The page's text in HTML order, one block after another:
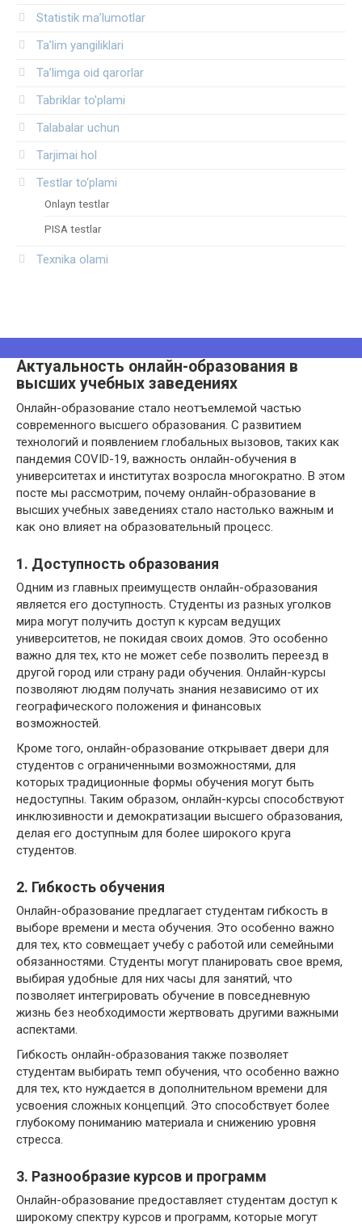
Statistik ma’lumotlar
Ta’lim yangiliklari
Ta’limga oid qarorlar
Tabriklar to'plami
Talabalar uchun
Tarjimai hol
Testlar to‘plami
Onlayn testlar
PISA testlar
Texnika olami
Актуальность онлайн-образования в
высших учебных заведениях
Онлайн-образование стало неотъемлемой частью
современного высшего образования. С развитием
технологий и появлением глобальных вызовов, таких как
пандемия COVID-19, важность онлайн-обучения в
университетах и институтах возросла многократно. В этом
посте мы рассмотрим, почему онлайн-образование в
высших учебных заведениях стало настолько важным и
как оно влияет на образовательный процесс.
1. Доступность образования
Одним из главных преимуществ онлайн-образования
является его доступность. Студенты из разных уголков
мира могут получить доступ к курсам ведущих
университетов, не покидая своих домов. Это особенно
важно для тех, кто не может себе позволить переезд в
другой город или страну ради обучения. Онлайн-курсы
позволяют людям получать знания независимо от их
географического положения и финансовых
возможностей.
Кроме того, онлайн-образование открывает двери для
студентов с ограниченными возможностями, для
которых традиционные формы обучения могут быть
недоступны. Таким образом, онлайн-курсы способствуют
инклюзивности и демократизации высшего образования,
делая его доступным для более широкого круга
студентов.
2. Гибкость обучения
Онлайн-образование предлагает студентам гибкость в
выборе времени и места обучения. Это особенно важно
для тех, кто совмещает учебу с работой или семейными
обязанностями. Студенты могут планировать свое время,
выбирая удобные для них часы для занятий, что
позволяет интегрировать обучение в повседневную
жизнь без необходимости жертвовать другими важными
аспектами.
Гибкость онлайн-образования также позволяет
студентам выбирать темп обучения, что особенно важно
для тех, кто нуждается в дополнительном времени для
усвоения сложных концепций. Это способствует более
глубокому пониманию материала и снижению уровня
стресса.
3. Разнообразие курсов и программ
Онлайн-образование предоставляет студентам доступ к
широкому спектру курсов и программ, которые могут